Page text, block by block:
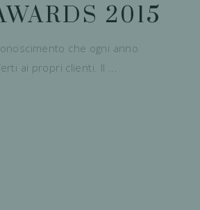
2015
che ogni anno
ai propri clienti. Il